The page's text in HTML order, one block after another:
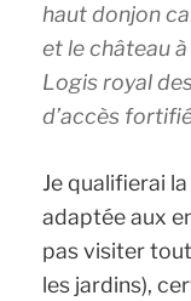
haut donjon
et le château
Logis royal
d’accès
Je qualifierai
adaptée aux
pas visiter
les jardins),